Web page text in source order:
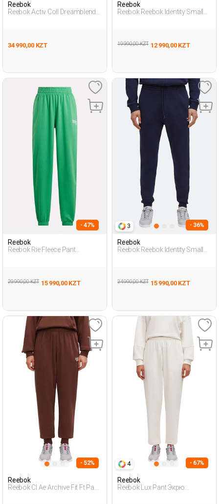
Reebok
Reebok Activ Coll Dreamblend
34 990,00 KZT
Reebok
Reebok Reebok Identity Small
19 990,00 KZT 12 990,00 KZT
- 47%
Reebok
Reebok Rie Fleece Pant
29 990,00 KZT 15 990,00 KZT
3 - 36%
Reebok
Reebok Reebok Identity Small
24 990,00 KZT 15 990,00 KZT
- 52%
Reebok
Reebok Cl Ae Archive Fit Ft Pant
4 - 67%
Reebok
Reebok Lux Pant Экрю